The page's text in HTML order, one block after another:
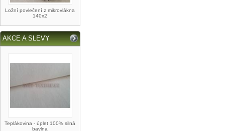
Ložní povlečení z mikrovlákna
140x2
AKCE A SLEVY
Teplákovina - úplet 100% silná
bavlna